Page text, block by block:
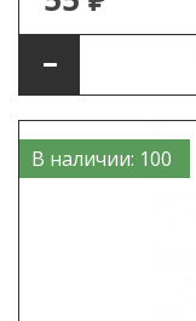
В наличии: 100